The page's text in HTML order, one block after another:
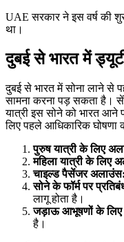
UAE सरकार ने इस वर्ष की
था।
दुबई से भारत में
दुबई से भारत में सोना लाने से
सामना करना पड़ सकता है।
यात्री इस सोने को भारत
लिए पहले आधिकारिक घोषणा
पुरुष यात्री के लिए
महिला यात्री के लिए
चाइल्ड पैसेंजर अलाउंस:
सोने के फॉर्म पर
लागू होता है।
जड़ाऊ आभूषणों के
है।